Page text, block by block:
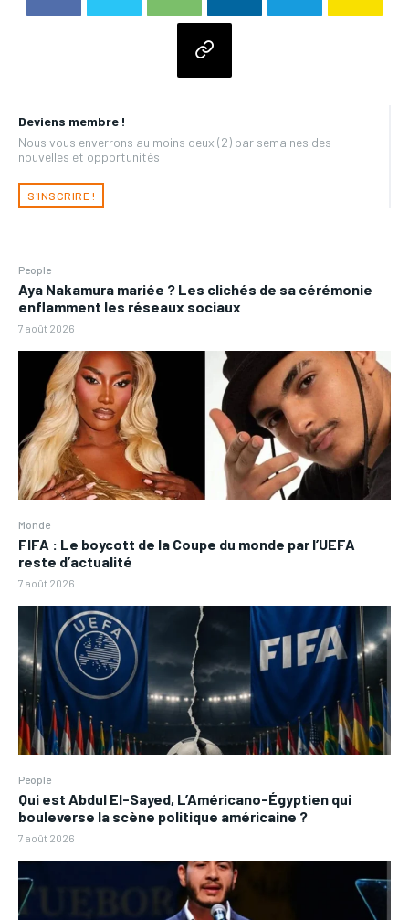
Deviens membre !
Nous vous enverrons au moins deux (2) par semaines des
nouvelles et opportunités
S'INSCRIRE !
People
Aya Nakamura mariée ? Les clichés de sa cérémonie
enflamment les réseaux sociaux
7 août 2026
Monde
FIFA : Le boycott de la Coupe du monde par l’UEFA
reste d’actualité
7 août 2026
People
Qui est Abdul El-Sayed, L’Américano-Égyptien qui
bouleverse la scène politique américaine ?
7 août 2026